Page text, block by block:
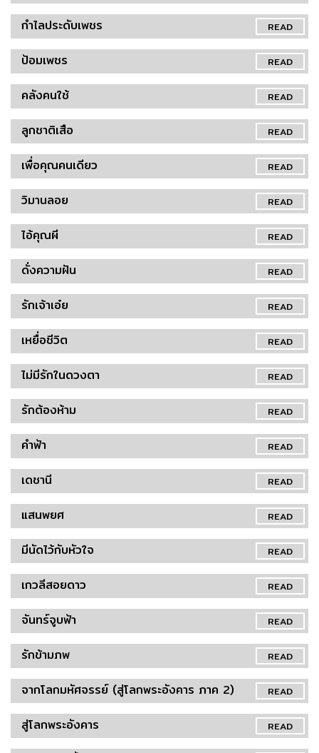
READ
กำไลประดับเพชร
READ
ป้อมเพชร
READ
คลังคนใช้
READ
ลูกชาติเสือ
READ
เพื่อคุณคนเดียว
READ
วิมานลอย
READ
ไอ้คุณผี
READ
ดั่งความฝัน
READ
รักเจ้าเอ๋ย
READ
เหยื่อชีวิต
READ
ไม่มีรักในดวงตา
READ
รักต้องห้าม
READ
คำฟ้า
READ
เดชานี
READ
แสนพยศ
READ
มีนัดไว้กับหัวใจ
READ
เกวลีสอยดาว
READ
จันทร์จูบฟ้า
READ
รักข้ามภพ
READ
จากโลกมหัศจรรย์ (สู่โลกพระอังคาร ภาค 2)
READ
สู่โลกพระอังคาร